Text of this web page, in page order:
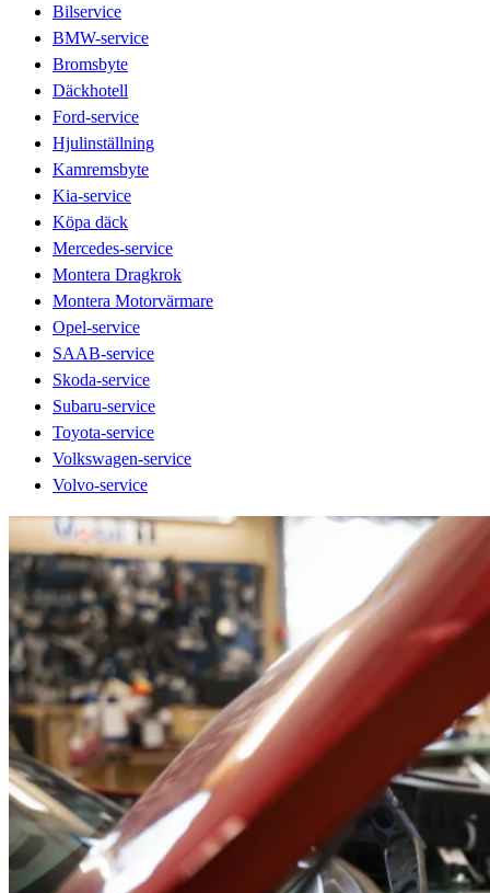
Bilservice
BMW-service
Bromsbyte
Däckhotell
Ford-service
Hjulinställning
Kamremsbyte
Kia-service
Köpa däck
Mercedes-service
Montera Dragkrok
Montera Motorvärmare
Opel-service
SAAB-service
Skoda-service
Subaru-service
Toyota-service
Volkswagen-service
Volvo-service